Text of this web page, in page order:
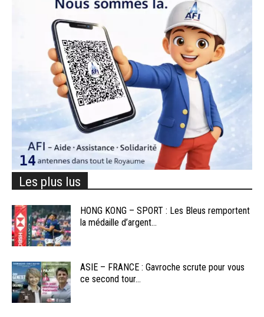
Les plus lus
HONG KONG – SPORT : Les Bleus remportent
la médaille d’argent...
ASIE – FRANCE : Gavroche scrute pour vous
ce second tour...